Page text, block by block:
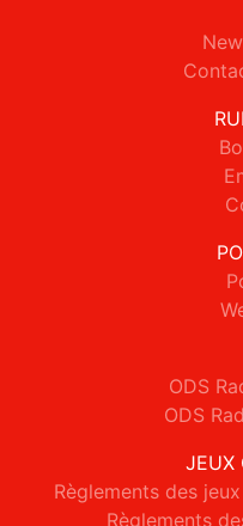
ODS
ODS
JEUX
Règlements des
Règlements